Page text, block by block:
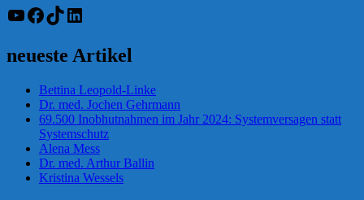
YouTube
Facebook
TikTokLinkedIn
neueste Artikel
Bettina Leopold-Linke
Dr. med. Jochen Gehrmann
69.500 Inobhutnahmen im Jahr 2024: Systemversagen statt
Systemschutz
Alena Mess
Dr. med. Arthur Ballin
Kristina Wessels